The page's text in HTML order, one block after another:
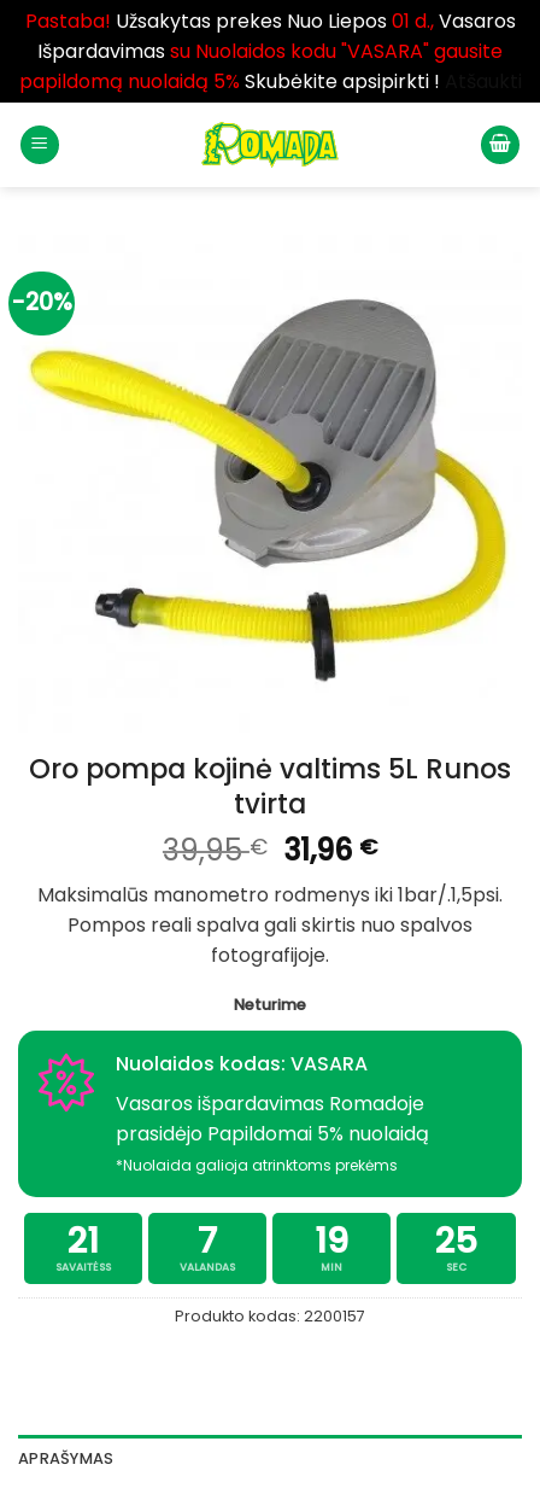
Pastaba! Užsakytas prekes Nuo Liepos01 d.,Vasaros
Išpardavimassu Nuolaidos kodu "VASARA" gausite
papildomą nuolaidą 5%Skubėkite apsipirkti !
-20%
Oro pompa kojinė valtims 5L Runos
tvirta
39,95€ Original
price
was:
39,95 €.
31,96 €Current
price
is:
31,96 €.
Maksimalūs manometro rodmenys iki 1bar/.1,5psi.
Pompos reali spalva gali skirtis nuo spalvos
fotografijoje.
Neturime
Nuolaidos kodas: VASARA
Vasaros išpardavimas Romadoje
prasidėjo Papildomai 5% nuolaidą
*Nuolaida galioja atrinktoms prekėms
21
SAVAITĖSS
7
VALANDAS
19
MIN
25
SEC
Produkto kodas: 2200157
APRAŠYMAS